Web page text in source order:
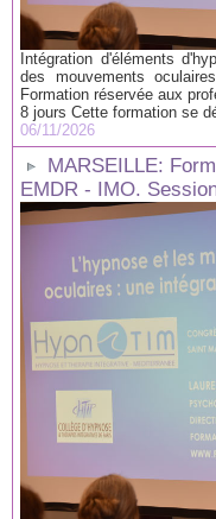
Intégration d'éléments
des mouvements
Formation réservée aux
8 jours Cette formation se
06/11/2026
MARSEILLE:
EMDR - IMO.